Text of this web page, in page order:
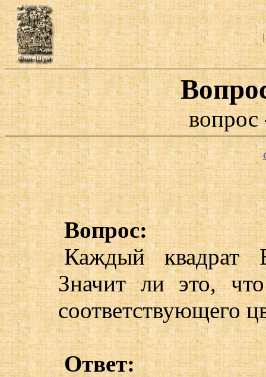
Вопрос:
Каждый квадрат
Значит ли это,
соответствующего
Ответ: